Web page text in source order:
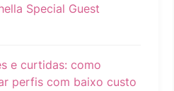
Special Guest
e curtidas: como
perfis com baixo custo